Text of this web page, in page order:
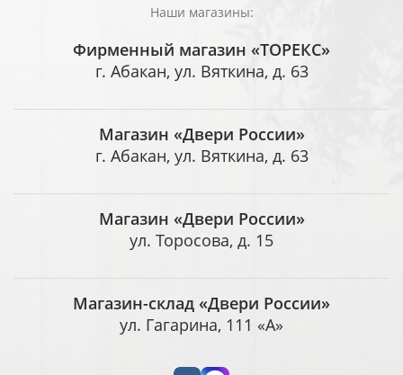
Наши магазины:
Фирменный магазин «ТОРЕКС»
г. Абакан, ул. Вяткина, д. 63
Магазин «Двери России»
г. Абакан, ул. Вяткина, д. 63
Магазин «Двери России»
ул. Торосова, д. 15
Магазин-склад «Двери России»
ул. Гагарина, 111 «А»